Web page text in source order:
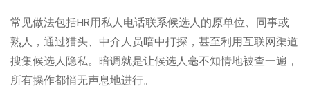
常见做法包括HR用私人电话联系候选人的原单位、同事或
熟人，通过猎头、中介人员暗中打探，甚至利用互联网渠道
搜集候选人隐私。暗调就是让候选人毫不知情地被查一遍，
所有操作都悄无声息地进行。